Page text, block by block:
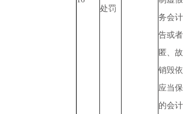
处罚
务会
告或
匿、
销毁
应当
的会